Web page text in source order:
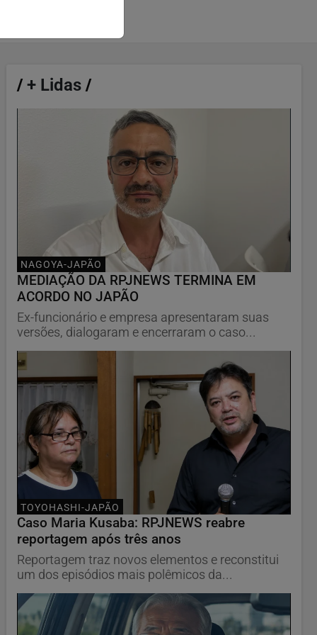
/+ Lidas /
NAGOYA-JAPÃO
MEDIAÇÃO DA RPJNEWS TERMINA EM
ACORDO NO JAPÃO
Ex-funcionário e empresa apresentaram suas
versões, dialogaram e encerraram o caso...
TOYOHASHI-JAPÃO
Caso Maria Kusaba: RPJNEWS reabre
reportagem após três anos
Reportagem traz novos elementos e reconstitui
um dos episódios mais polêmicos da...